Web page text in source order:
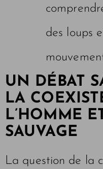
des loups
UN DÉBAT
LA
L’HOMME
SAUVAGE
La question de la